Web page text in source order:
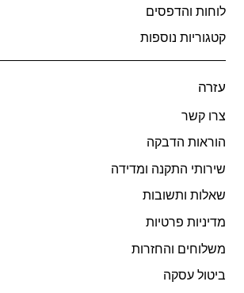
לוחות והדפסים
קטגוריות נוספות
עזרה
צרו קשר
הוראות הדבקה
שירותי התקנה ומדידה
שאלות ותשובות
מדיניות פרטיות
משלוחים והחזרות
ביטול עסקה